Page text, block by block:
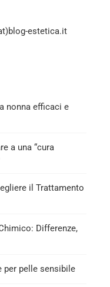
estetica.it
nonna efficaci e
a una “cura
il Trattamento
Differenze,
per pelle sensibile